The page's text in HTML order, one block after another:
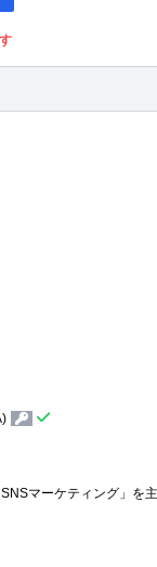
マーケティング」を